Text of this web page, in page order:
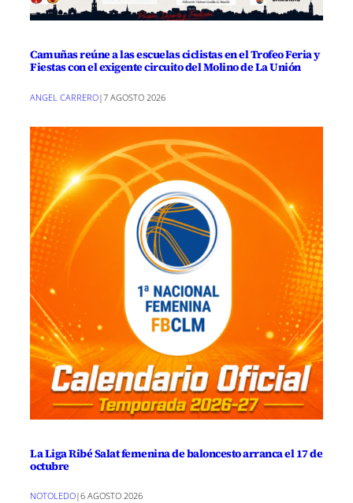
Camuñas reúne a las escuelas ciclistas en el Trofeo Feria y
Fiestas con el exigente circuito del Molino de La Unión
ANGEL CARRERO|7 AGOSTO 2026
La Liga Ribé Salat femenina de baloncesto arranca el 17 de
octubre
NOTOLEDO|6 AGOSTO 2026